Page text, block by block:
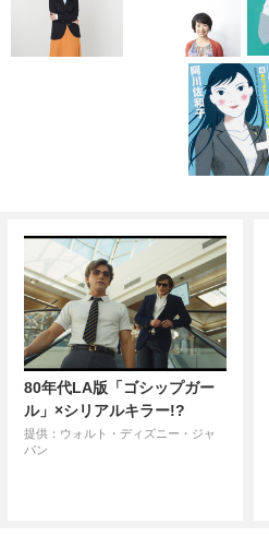
80年代LA版「ゴシップガー
ル」×シリアルキラー!?
提供：ウォルト・ディズニー・ジャ
パン